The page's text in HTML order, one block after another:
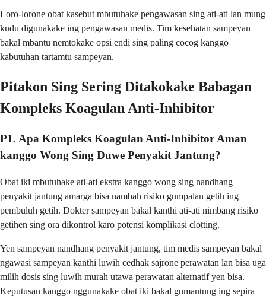
Loro-lorone obat kasebut mbutuhake pengawasan sing ati-ati lan mung
kudu digunakake ing pengawasan medis. Tim kesehatan sampeyan
bakal mbantu nemtokake opsi endi sing paling cocog kanggo
kabutuhan tartamtu sampeyan.
Pitakon Sing Sering Ditakokake Babagan
Kompleks Koagulan Anti-Inhibitor
P1. Apa Kompleks Koagulan Anti-Inhibitor Aman
kanggo Wong Sing Duwe Penyakit Jantung?
Obat iki mbutuhake ati-ati ekstra kanggo wong sing nandhang
penyakit jantung amarga bisa nambah risiko gumpalan getih ing
pembuluh getih. Dokter sampeyan bakal kanthi ati-ati nimbang risiko
getihen sing ora dikontrol karo potensi komplikasi clotting.
Yen sampeyan nandhang penyakit jantung, tim medis sampeyan bakal
ngawasi sampeyan kanthi luwih cedhak sajrone perawatan lan bisa uga
milih dosis sing luwih murah utawa perawatan alternatif yen bisa.
Keputusan kanggo nggunakake obat iki bakal gumantung ing sepira